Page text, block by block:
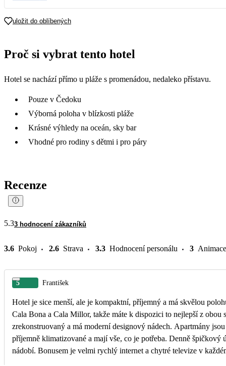
31
uložit do oblíbených
Proč si vybrat tento hotel
Hotel se nachází přímo u pláže s promenádou, nedaleko přístavu.
Pouze v Čedoku
Výborná poloha v blízkosti pláže
Krásné výhledy na oceán, sky bar
Vhodné pro rodiny s dětmi i pro páry
Recenze
5.33 hodnocení zákazníků
3.6 Pokoj 2.6 Strava 3.3 Hodnocení personálu 3 Animace
5 František
Hotel je sice menší, ale je kompaktní, příjemný a má skvělou
Cala Bona a Cala Millor, takže máte k dispozici to nejlepší z obou
zrekonstruovaný a má moderní designový nádech. Apartmány
příjemně klimatizované a mají vše, co je potřeba. Denně špičkový
nádobí. Bonusem je velmi rychlý internet a chytré televize v